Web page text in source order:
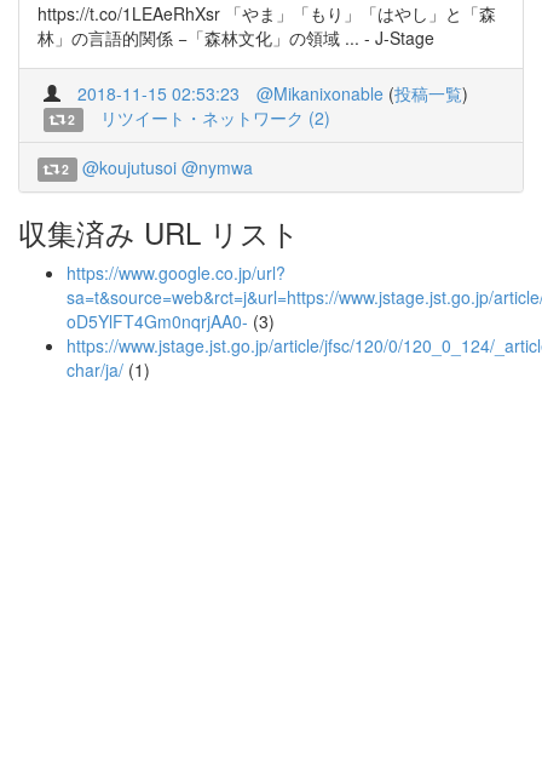
https://t.co/1LEAeRhXsr 「やま」「もり」「はやし」と「森
林」の言語的関係 −「森林文化」の領域 ... - J-Stage
2018-11-15 02:53:23 @Mikanixonable (投稿一覧)
2 リツイート・ネットワーク (2)
2 @koujutusoi @nymwa
収集済み URL リスト
https://www.google.co.jp/url?
sa=t&source=web&rct=j&url=https://www.jstage.jst.go.jp/
oD5YlFT4Gm0nqrjAA0- (3)
https://www.jstage.jst.go.jp/article/jfsc/120/0/120_0_124/
char/ja/ (1)